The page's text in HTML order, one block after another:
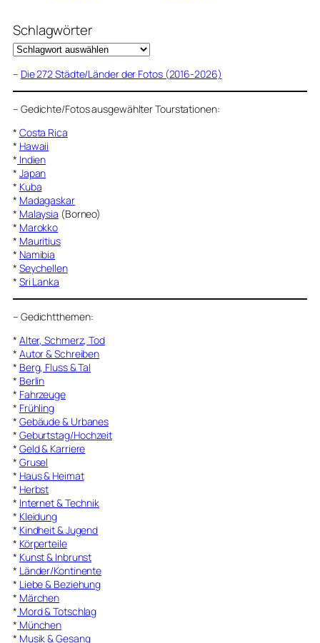
Schlagwörter
– Die 272 Städte/Länder der Fotos (2016-2026)
– Gedichte/Fotos ausgewählter Tourstationen:
* Costa Rica
* Hawaii
* Indien
* Japan
* Kuba
* Madagaskar
* Malaysia (Borneo)
* Marokko
* Mauritius
* Namibia
* Seychellen
* Sri Lanka
– Gedichtthemen:
* Alter, Schmerz, Tod
* Autor & Schreiben
* Berg, Fluss & Tal
* Berlin
* Fahrzeuge
* Frühling
* Gebäude & Urbanes
* Geburtstag/Hochzeit
* Geld & Karriere
* Grusel
* Haus & Heimat
* Herbst
* Internet & Technik
* Kleidung
* Kindheit & Jugend
* Körperteile
* Kunst & Inbrunst
* Länder/Kontinente
* Liebe & Beziehung
* Märchen
* Mord & Totschlag
* München
* Musik & Gesang